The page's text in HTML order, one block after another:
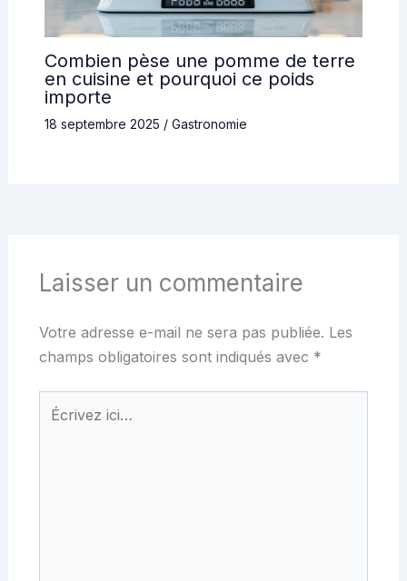
Combien pèse une pomme de terre
en cuisine et pourquoi ce poids
importe
18 septembre 2025 / Gastronomie
Laisser un commentaire
Votre adresse e-mail ne sera pas publiée. Les
champs obligatoires sont indiqués avec *
Écrivez